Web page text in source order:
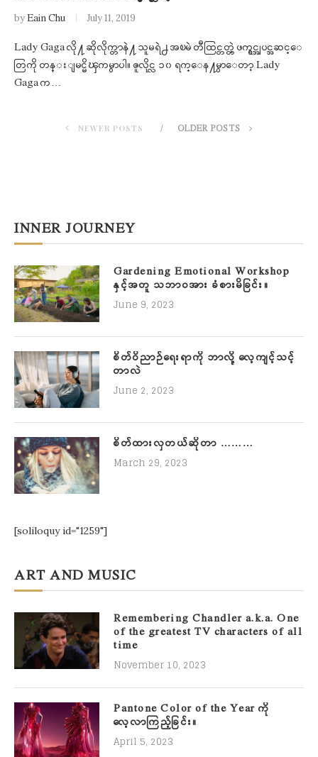
byEain Chu July 11, 2019
Lady Gaga လို႔ ဆိုလိုက္တာနဲ႔ သူမရဲ႕ အၿမဲ တီထြင္တတ္တဲ့ ဖက္ရွင္အျပင္အဆင္ေ
တြကို တန္းျမင္မိၾကမွာပါ။ ဇူလိုင္လ ၁၀ ရက္ေန႔မွာေတာ့ Lady
Gaga က…
NEWER POSTS OLDER POSTS
INNER JOURNEY
Gardening Emotional Workshop
နှင့်အတူ သဘာဝအား ခံစားမိခြင်း။
June 9, 2023
စိတ်ဝိညာဉ်ရေးရာကို ဘာလို့ လေ့ကျင့်သင့်
တာလဲ
June 2, 2023
စိတ်ထားလှတယ်ဆိုတာ ………
March 29, 2023
[soliloquy id="1259"]
ART AND MUSIC
Remembering Chandler a.k.a. One
of the greatest TV characters of all
time
November 10, 2023
Pantone Color of the Year ကို
လေ့လာကြည့်ခြင်း။
April 5, 2023